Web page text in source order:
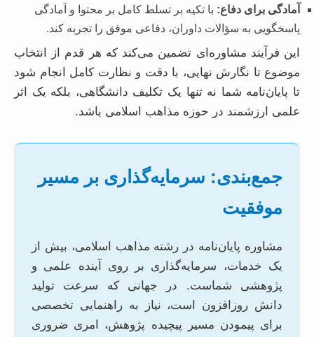
آمادگی برای دفاع: با تکیه بر تسلط کامل بر محتوا و آمادگی
پاسخگویی به سؤالات داوران، دفاعی موفق را تجربه کند.
این فرآیند مشاوره‌ای تضمین می‌کند که هر قدم از انتخاب
موضوع تا نگارش نهایی، با دقت و نظارت کامل انجام شود
تا پایان‌نامه شما نه تنها یک تکلیف دانشگاهی، بلکه یک اثر
علمی ارزشمند در حوزه مذاهب اسلامی باشد.
جمع‌بندی: سرمایه‌گذاری بر مسیر
موفقیت
مشاوره پایان‌نامه در رشته مذاهب اسلامی، بیش از
یک خدمات، سرمایه‌گذاری بر روی آینده علمی و
پژوهشی شماست. در جهانی که سرعت تولید
دانش روزافزون است، نیاز به راهنمایی تخصصی
برای پیمودن مسیر پیچیده پژوهش، امری ضروری